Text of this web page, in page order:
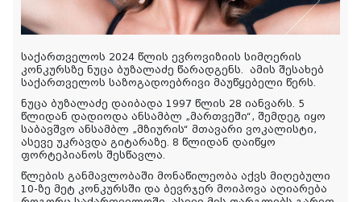
საქართველოს 2024 წლის ევროვიზიის სიმღერის
კონკურსზე ნუცა ბუზალაძე წარადგენს. ამის შესახებ
საქართველოს საზოგადოებრივი მაუწყებელი წერს.
ნუცა ბუზალაძე დაიბადა 1997 წლის 28 იანვარს. 5
წლიდან დადიოდა ანსამბლ „მართვეში“, შემდეგ იყო
საბავშვო ანსამბლ „მზიურის“ მთავარი ვოკალისტი,
ასევე უკრავდა გიტარაზე. 8 წლიდან დაიწყო
ფორტეპიანოს შესწავლა.
წლების განმავლობაში მონაწილეობა აქვს მიღებული
10-ზე მეტ კონკურსში და ბევრჯერ მოიპოვა აღიარება